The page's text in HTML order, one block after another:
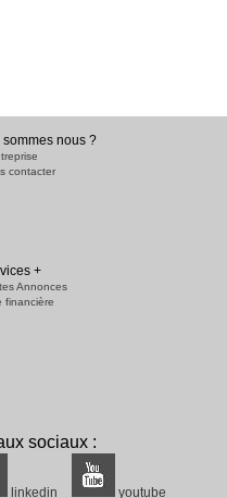
sommes nous ?
contacter
+
Annonces
financière
sociaux :
linkedin youtube